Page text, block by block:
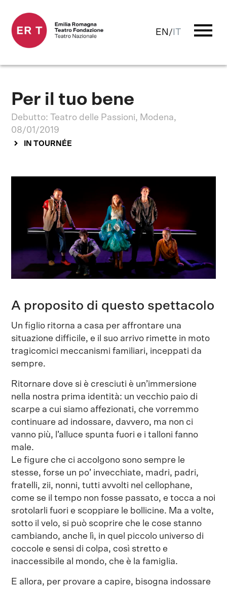
EN / IT menu
Per il tuo bene
Debutto: Teatro delle Passioni, Modena,
08/01/2019
IN TOURNÉE
A proposito di questo spettacolo
Un figlio ritorna a casa per affrontare una
situazione difficile, e il suo arrivo rimette in moto
tragicomici meccanismi familiari, inceppati da
sempre.
Ritornare dove si è cresciuti è un’immersione
nella nostra prima identità: un vecchio paio di
scarpe a cui siamo affezionati, che vorremmo
continuare ad indossare, davvero, ma non ci
vanno più, l’alluce spunta fuori e i talloni fanno
male.
Le figure che ci accolgono sono sempre le
stesse, forse un po’ invecchiate, madri, padri,
fratelli, zii, nonni, tutti avvolti nel cellophane,
come se il tempo non fosse passato, e tocca a noi
srotolarli fuori e scoppiare le bollicine. Ma a volte,
sotto il velo, si può scoprire che le cose stanno
cambiando, anche lì, in quel piccolo universo di
coccole e sensi di colpa, così stretto e
inaccessibile al mondo, che è la famiglia.
E allora, per provare a capire, bisogna indossare